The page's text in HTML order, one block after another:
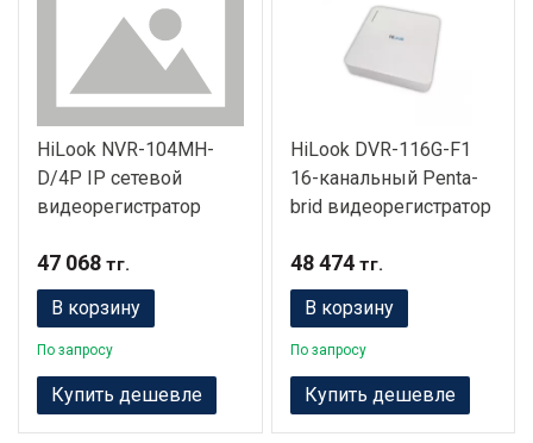
HiLook NVR-104MH-
D/4P IP сетевой
видеорегистратор
47 068 тг.
В корзину
По запросу
Купить дешевле
HiLook DVR-116G-F1
16-канальный Penta-
brid видеорегистратор
48 474тг.
В корзину
По запросу
Купить дешевле